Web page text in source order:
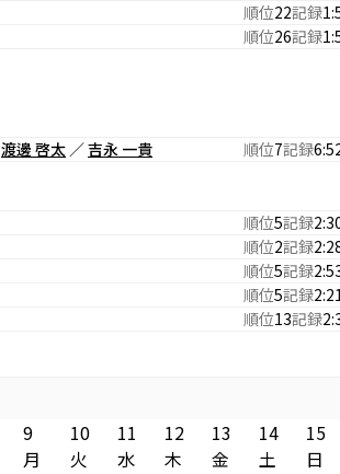
順位22記録
順位26記録
渡邊 啓太 ／吉永 一貴 順位7記録
順位5記録
順位2記録
順位5記録
順位5記録
順位13記録
9 10 11 12 13 14 15
月 火 水 木 金 土 日